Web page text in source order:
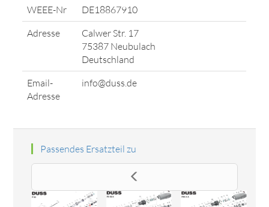
WEEE-Nr
DE18867910
Adresse
Calwer Str. 17
75387 Neubulach
Deutschland
Email-
Adresse
info@duss.de
Passendes Ersatzteil zu